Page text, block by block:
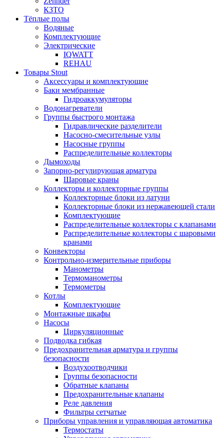
КЗТО
Тёплые полы
Водяные
Комплектующие
Электрические
IQWATT
REHAU
Товары Stout
Аксессуары и комплектующие
Баки мембранные
Гидроаккумуляторы
Водонагреватели
Группы быстрого монтажа
Гидравлические разделители
Насосно-смесительные узлы
Насосные группы
Распределительные коллекторы
Дымоходы
Запорно-регулирующая арматура
Шаровые краны
Коллекторы и коллекторные группы
Коллекторные блоки из латуни
Коллекторные блоки из нержавеющей стали
Комплектующие
Распределительные коллекторы с клапанами
Распределительные коллекторы с шаровыми
кранами
Конвекторы
Контрольно-измерительные приборы
Манометры
Термоманометры
Термометры
Котлы
Комплектующие
Монтажные шкафы
Насосы
Циркуляционные
Подводка гибкая
Предохранительная арматура и группы
безопасности
Воздухоотводчики
Группы безопасности
Обратные клапаны
Предохранительные клапаны
Реле давления
Фильтры сетчатые
Приборы управления и управляющая автоматика
Термостаты